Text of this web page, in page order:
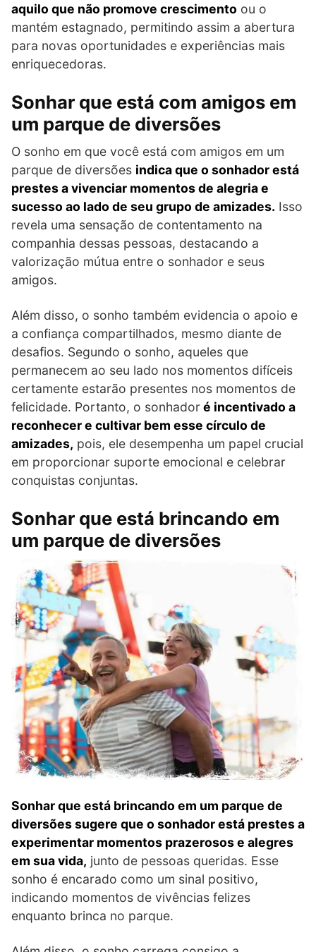
aquilo que não promove crescimento ou o
mantém estagnado, permitindo assim a abertura
para novas oportunidades e experiências mais
enriquecedoras.
Sonhar que está com amigos em
um parque de diversões
O sonho em que você está com amigos em um
parque de diversões indica que o sonhador está
prestes a vivenciar momentos de alegria e
sucesso ao lado de seu grupo de amizades. Isso
revela uma sensação de contentamento na
companhia dessas pessoas, destacando a
valorização mútua entre o sonhador e seus
amigos.
Além disso, o sonho também evidencia o apoio e
a confiança compartilhados, mesmo diante de
desafios. Segundo o sonho, aqueles que
permanecem ao seu lado nos momentos difíceis
certamente estarão presentes nos momentos de
felicidade. Portanto, o sonhador é incentivado a
reconhecer e cultivar bem esse círculo de
amizades, pois, ele desempenha um papel crucial
em proporcionar suporte emocional e celebrar
conquistas conjuntas.
Sonhar que está brincando em
um parque de diversões
Sonhar que está brincando em um parque de
diversões sugere que o sonhador está prestes a
experimentar momentos prazerosos e alegres
em sua vida, junto de pessoas queridas. Esse
sonho é encarado como um sinal positivo,
indicando momentos de vivências felizes
enquanto brinca no parque.